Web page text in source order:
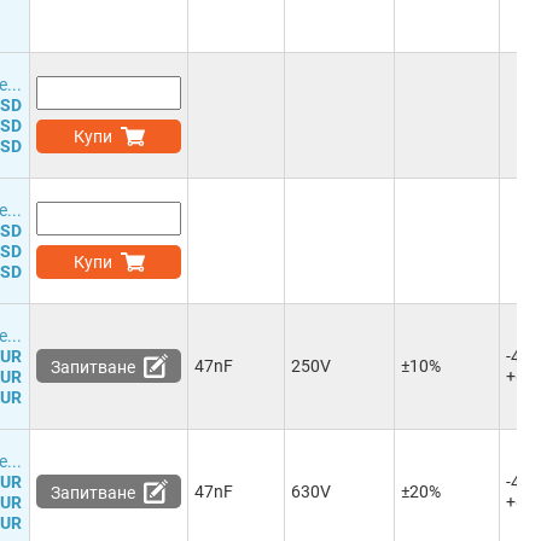
Купи
Купи
Запитване 47nF 250V ±10%
-
Запитване 47nF 630V ±20%
-